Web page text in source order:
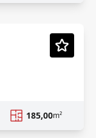
185,00m²